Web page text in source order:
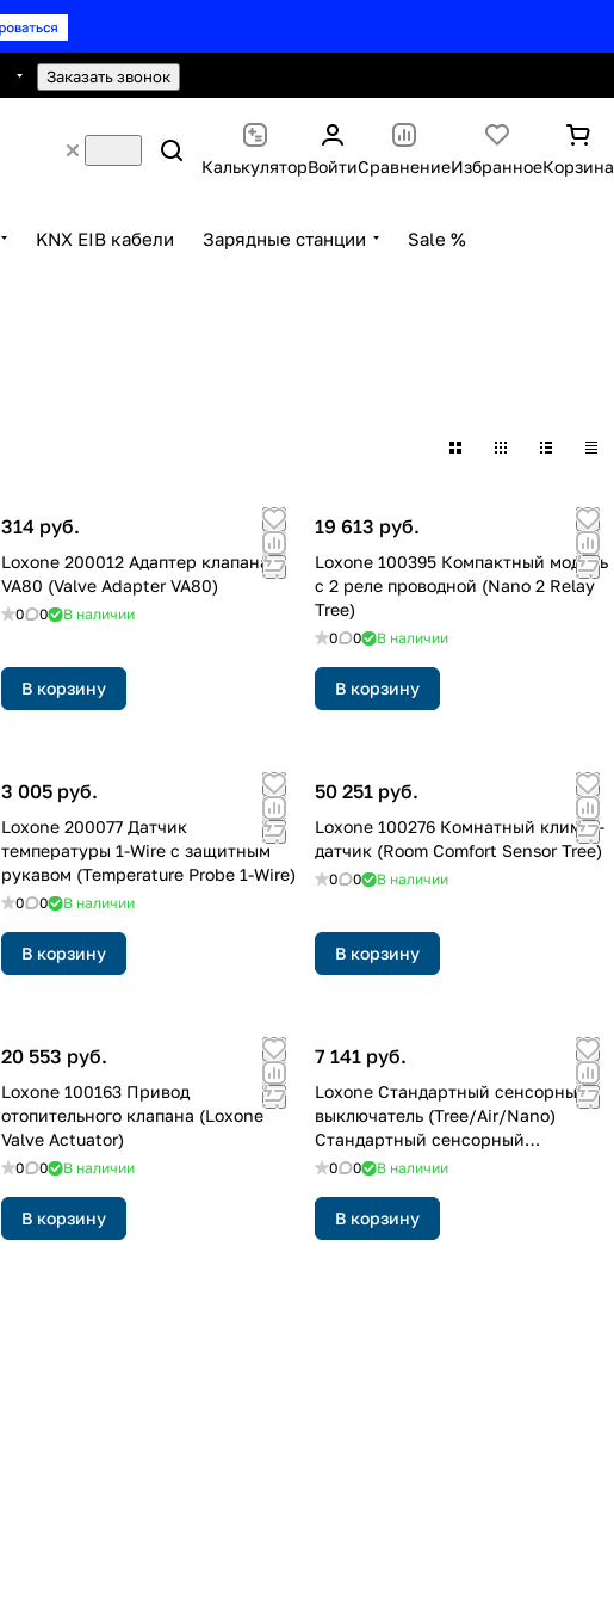
Заказать звонок
КалькуляторВойтиСравнениеИзбранноеКорзина
KNX EIB кабели Зарядные станции Sale %
314 руб.
Loxone 200012 Адаптер клапана
VA80 (Valve Adapter VA80)
0 0 В наличии
В корзину
19 613 руб.
Loxone 100395 Компактный модуль
с 2 реле проводной (Nano 2 Relay
Tree)
0 0 В наличии
В корзину
3 005 руб.
Loxone 200077 Датчик
температуры 1-Wire с защитным
рукавом (Temperature Probe 1-Wire)
0 0 В наличии
В корзину
50 251 руб.
Loxone 100276 Комнатный климат-
датчик (Room Comfort Sensor Tree)
0 0 В наличии
В корзину
20 553 руб.
Loxone 100163 Привод
отопительного клапана (Loxone
Valve Actuator)
0 0 В наличии
В корзину
7 141 руб.
Loxone Стандартный сенсорный
выключатель (Tree/Air/Nano)
Стандартный сенсорный
выключатель Tree/Air/Nano (Touch
0 0 В наличии
В корзину